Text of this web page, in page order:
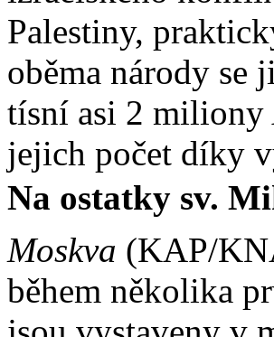
Palestiny,
oběma národy se
tísní asi 2 miliony
jejich počet díky
Na ostatky sv.
Moskva (KAP/
během několika